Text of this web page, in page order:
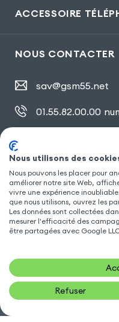
ACCESSOIRE
NOUS CONTACTER
sav@gsm55.net
01.55.82.00.00
Nous utilisons des
Nous pouvons les placer pour
améliorer notre site Web,
vivre une expérience
que nous utilisons, ouvrez les
Les données sont collectées
mesurer l'efficacité des
être partagées avec Google
Refuser